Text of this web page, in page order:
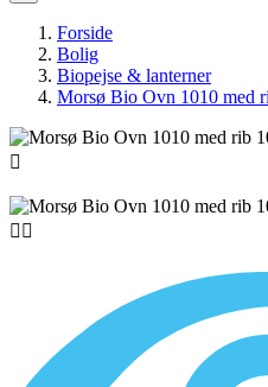
Forside
Bolig
Biopejse & lanterner
Morsø Bio Ovn 1010 med

 